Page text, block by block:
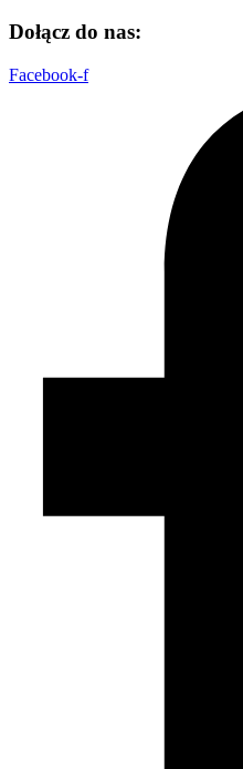
Dołącz do nas:
Facebook-f